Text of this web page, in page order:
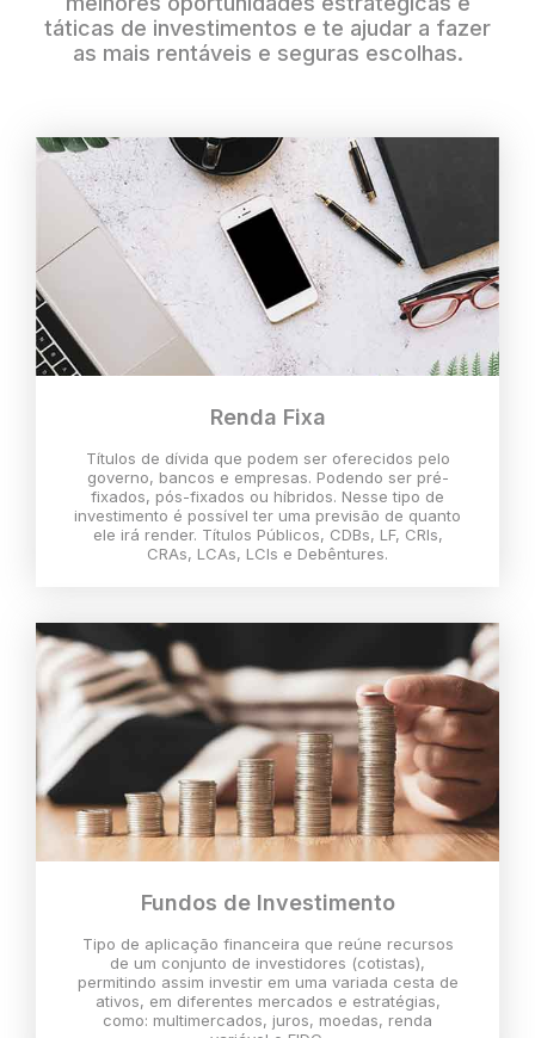
táticas de investimentos e te ajudar a fazer
as mais rentáveis e seguras escolhas.
Renda Fixa
Títulos de dívida que podem ser oferecidos pelo
governo, bancos e empresas. Podendo ser pré-
fixados, pós-fixados ou híbridos. Nesse tipo de
investimento é possível ter uma previsão de quanto
ele irá render. Títulos Públicos, CDBs, LF, CRIs,
CRAs, LCAs, LCIs e Debêntures.
Fundos de Investimento
Tipo de aplicação financeira que reúne recursos
de um conjunto de investidores (cotistas),
permitindo assim investir em uma variada cesta de
ativos, em diferentes mercados e estratégias,
como: multimercados, juros, moedas, renda